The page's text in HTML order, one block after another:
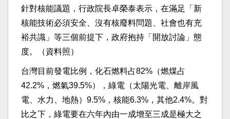
針對核能議題，行政院長卓榮泰表示，在滿足「新
核能技術必須安全、沒有核廢料問題、社會也有充
裕共識」等三個前提下，政府抱持「開放討論」態
度。（資料照）
台灣目前發電比例，化石燃料占82%（燃煤占
42.2%，燃氣39.5%），綠電（太陽光電、離岸風
電、水力、地熱）9.5%，核能6.3%，其他2.4%。對
比之下，綠電要在六年內由一成增至三成是極大之